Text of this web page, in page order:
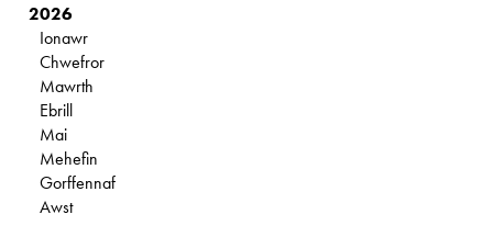
2026
Ionawr
Chwefror
Mawrth
Ebrill
Mai
Mehefin
Gorffennaf
Awst